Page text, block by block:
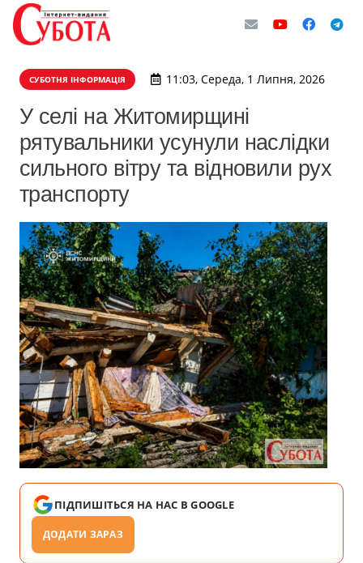
СУБОТНЯ ІНФОРМАЦІЯ 11:03, Середа, 1 Липня, 2026
У селі на Житомирщині
рятувальники усунули наслідки
сильного вітру та відновили рух
транспорту
ПІДПИШІТЬСЯ НА НАС В GOOGLE
ДОДАТИ ЗАРАЗ